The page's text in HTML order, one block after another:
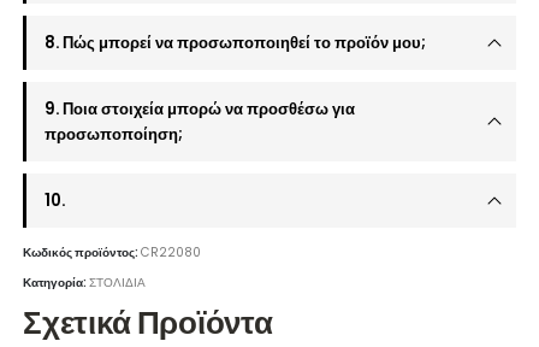
8. Πώς μπορεί να προσωποποιηθεί το προϊόν μου;
9. Ποια στοιχεία μπορώ να προσθέσω για
προσωποποίηση;
10.
Κωδικός προϊόντος:CR22080
Κατηγορία:ΣΤΟΛΙΔΙΑ
Σχετικά Προϊόντα